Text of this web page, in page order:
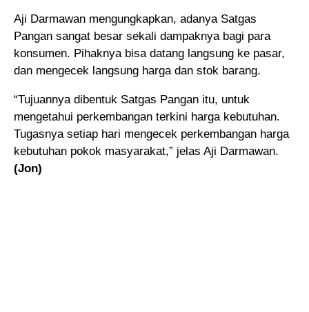
Aji Darmawan mengungkapkan, adanya Satgas
Pangan sangat besar sekali dampaknya bagi para
konsumen. Pihaknya bisa datang langsung ke pasar,
dan mengecek langsung harga dan stok barang.
“Tujuannya dibentuk Satgas Pangan itu, untuk
mengetahui perkembangan terkini harga kebutuhan.
Tugasnya setiap hari mengecek perkembangan harga
kebutuhan pokok masyarakat,” jelas Aji Darmawan.
(Jon)